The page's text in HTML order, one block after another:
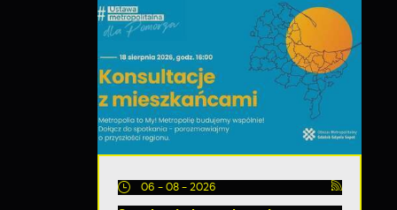
06 - 08 - 2026